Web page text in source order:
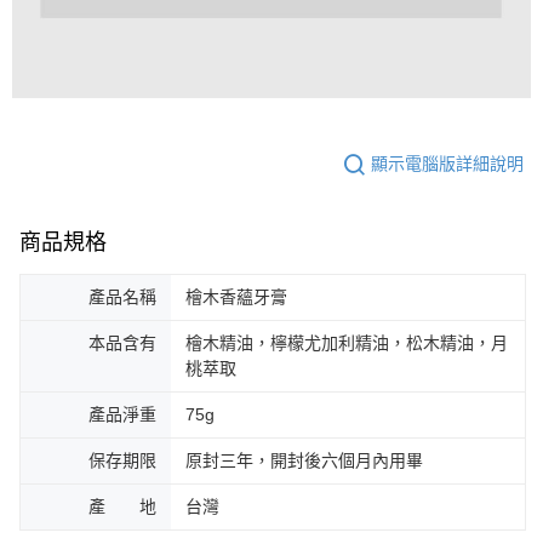
顯示電腦版詳細說明
商品規格
產品名稱 檜木香蘊牙膏
本品含有
檜木精油，檸檬尤加利精油，松木精油，月
桃萃取
產品淨重 75g
保存期限 原封三年，開封後六個月內用畢
產 地 台灣